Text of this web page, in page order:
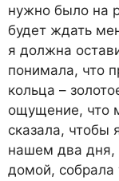
нужно было на
будет ждать
я должна
понимала, что
кольца –
ощущение, что
сказала, чтобы
нашем два дня,
домой, собрала